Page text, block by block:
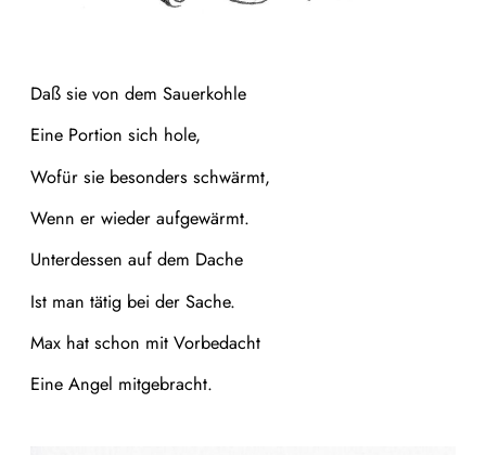
Daß sie von dem Sauerkohle
Eine Portion sich hole,
Wofür sie besonders schwärmt,
Wenn er wieder aufgewärmt.
Unterdessen auf dem Dache
Ist man tätig bei der Sache.
Max hat schon mit Vorbedacht
Eine Angel mitgebracht.